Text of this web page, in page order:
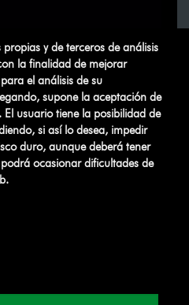
los derechos
IBD Internet
propias y de terceros de análisis
la finalidad de mejorar
el análisis de su
supone la aceptación de
El usuario tiene la posibilidad de
si así lo desea, impedir
duro, aunque deberá tener
ocasionar dificultades de